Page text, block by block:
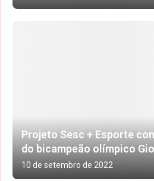
Projeto Sesc + Esporte
do bicampeão olímpico
10 de setembro de 2022